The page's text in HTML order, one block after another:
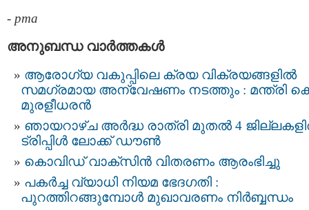
- pma
അനുബന്ധ വാര്‍ത്തകള്‍
ആരോഗ്യ വകുപ്പിലെ ക്രയ വിക്രയങ്ങളിൽ
സമഗ്രമായ അന്വേഷണം നടത്തും : മന്ത്രി
മുരളീധരൻ
ഞായറാഴ്ച അർദ്ധ രാത്രി മുതൽ 4
ട്രിപ്പിൾ ലോക്ക് ഡൗൺ
കൊവിഡ് വാക്സിൻ വിതരണം ആരംഭിച്ചു
പകര്‍ച്ച വ്യാധി നിയമ ഭേദഗതി :
പുറത്തിറങ്ങുമ്പോള്‍ മുഖാവരണം നിര്‍ബ്ബന്ധം